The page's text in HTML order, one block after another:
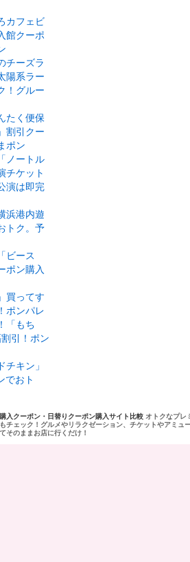
カフェビ
館クーポ
チーズラ
陽系ラー
！グルー
たく便保
割引クー
ポン
ノートル
チケット
演は即完
浜港内遊
トク。予
ビース
ポン購入
買ってす
ポンパレ
「もち
引！ポン
チキン」
でおト
入クーポン・日替りクーポン購入サイト比較 オトクなプレ
チェック！グルメやリラクゼーション、チケットやアミ
そのままお店に行くだけ！